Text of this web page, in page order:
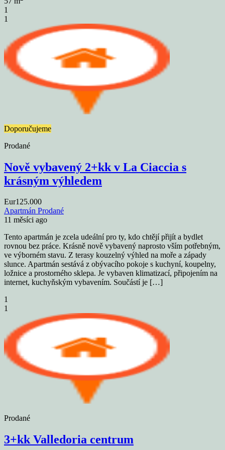
1
1
Doporučujeme
Prodané
Nově vybavený 2+kk v La Ciaccia s
krásným výhledem
Eur125.000
Apartmán Prodané
11 měsíci ago
Tento apartmán je zcela udeální pro ty, kdo chtějí přijít a bydlet
rovnou bez práce. Krásně nově vybavený naprosto vším potřebným,
ve výborném stavu. Z terasy kouzelný výhled na moře a západy
slunce. Apartmán sestává z obývacího pokoje s kuchyní, koupelny,
ložnice a prostorného sklepa. Je vybaven klimatizací, připojením na
internet, kuchyňským vybavením. Součástí je […]
1
1
Prodané
3+kk Valledoria centrum